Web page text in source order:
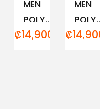
MEN
POLY...
₡14,900.00
MEN
₡